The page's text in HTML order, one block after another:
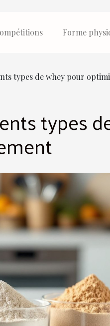
Forme
types de whey pour
types